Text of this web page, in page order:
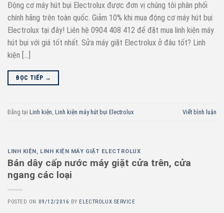
Động cơ máy hút bụi Electrolux được đơn vị chúng tôi phân phối
chính hãng trên toàn quốc. Giảm 10% khi mua động cơ máy hút bụi
Electrolux tại đây! Liên hệ 0904 408 412 để đặt mua linh kiện máy
hút bụi với giá tốt nhất. Sửa máy giặt Electrolux ở đâu tốt? Linh
kiện […]
ĐỌC TIẾP →
Đăng tại Linh kiện Linh kiện máy hút bụi Electrolux Viết bình luận
LINH KIỆN , LINH KIỆN MÁY GIẶT ELECTROLUX
Bán dây cấp nước máy giặt cửa trên, cửa
ngang các loại
POSTED ON 09/12/2016 BY ELECTROLUX SERVICE